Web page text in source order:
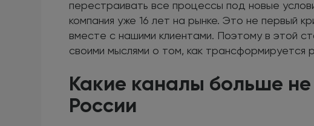
перестраивать все процессы под новые
компания уже 16 лет на рынке. Это не первый
вместе с нашими клиентами. Поэтому в этой
своими мыслями о том, как трансформируется
Какие каналы больше
России